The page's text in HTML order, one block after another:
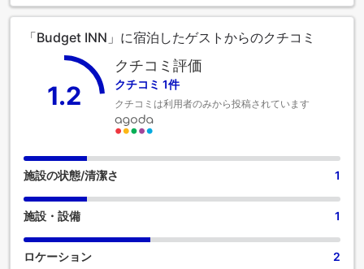
をお約束するため、客室は魅力的なデザインで、基本的な生
設の一部客室では、便利なエアコンやリネンサービスを利用
できます。 一部の客室には、室内ビデオストリーミング、日
刊新聞、テレビなどのアミューズメント設備があり、楽しい
滞在をお楽しみいただけます。 特定の部屋には、コーヒーや
紅茶を淹れるのに必要なものがすべて揃っていて便利です。
必須のバスルームも同様に重要で、当宿泊施設には、バスロ
ーブ、タオル、ヘアドライヤーを用意している客室用バスル
ームもあります。 素敵な夜を気軽に体験！当宿泊施設のエン
ターテイメント施設の外に出ることなく、エンターテイメン
設のセルフサービスの自動販売機でお食事をどうぞ。
「Budget INN」に宿泊したゲストからのクチコミ
1.2
クチコミ評価
クチコミ 1件
クチコミは利用者のみから投稿されています
施設の状態/清潔さ 1
施設・設備 1
ロケーション 2